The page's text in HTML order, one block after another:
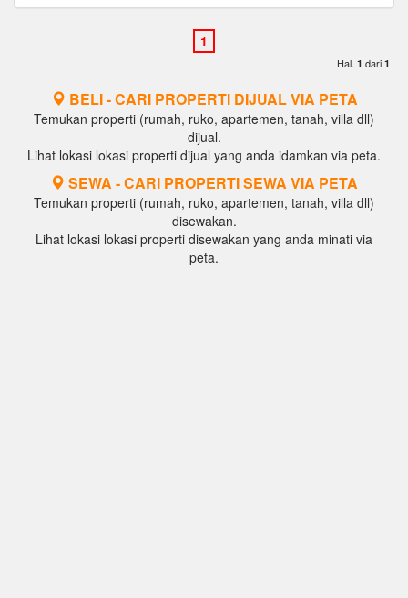
Hal. 1 dari 1
BELI - CARI PROPERTI DIJUAL VIA PETA
Temukan properti (rumah, ruko, apartemen, tanah, villa dll)
dijual.
Lihat lokasi lokasi properti dijual yang anda idamkan via peta.
SEWA - CARI PROPERTI SEWA VIA PETA
Temukan properti (rumah, ruko, apartemen, tanah, villa dll)
disewakan.
Lihat lokasi lokasi properti disewakan yang anda minati via
peta.